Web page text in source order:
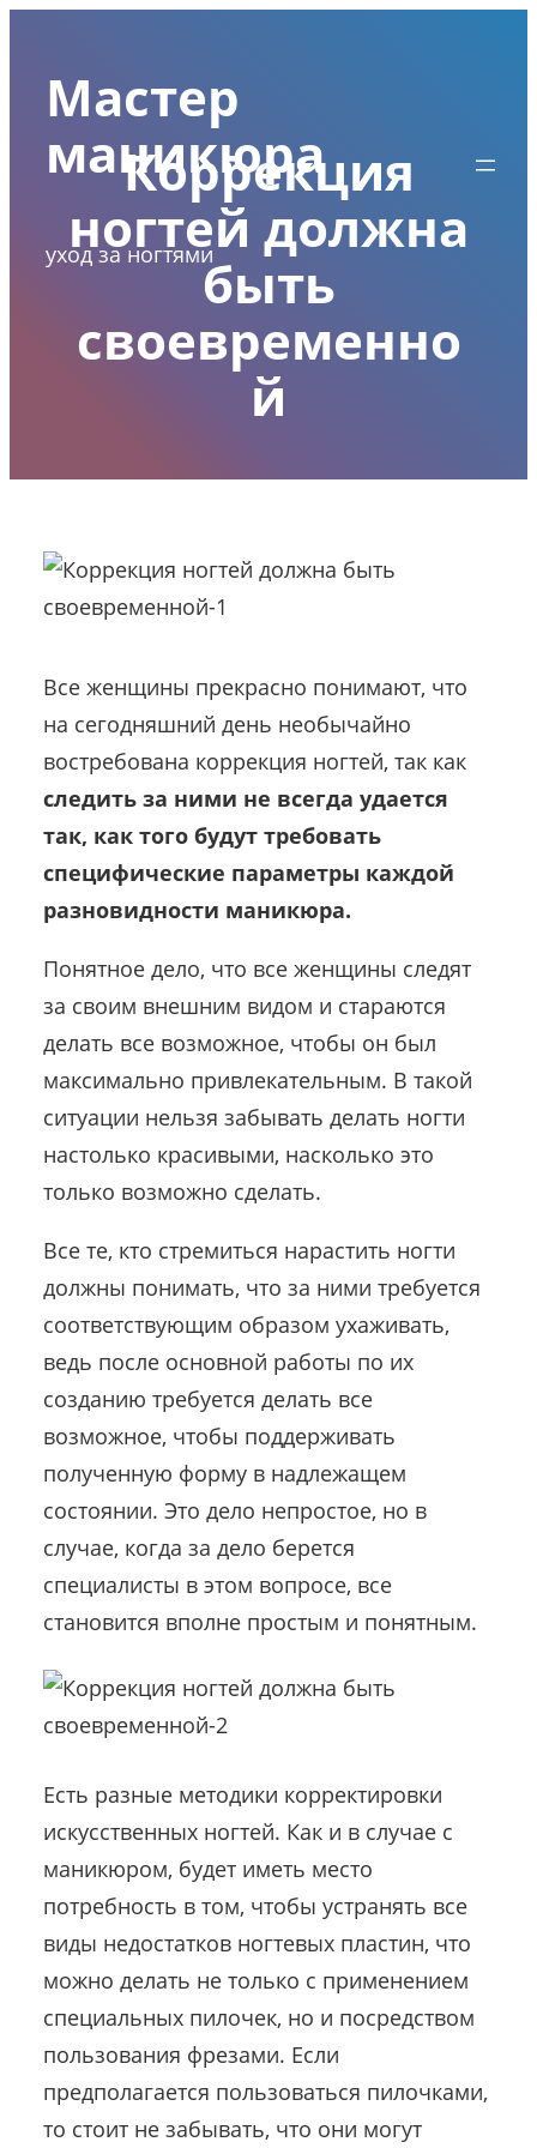
содержимому
Мастер
маникюра
уход за ногтями
Коррекция
ногтей должна
быть
своевременно
й
Все женщины прекрасно понимают, что
на сегодняшний день необычайно
востребована коррекция ногтей, так как
следить за ними не всегда удается
так, как того будут требовать
специфические параметры каждой
разновидности маникюра.
Понятное дело, что все женщины следят
за своим внешним видом и стараются
делать все возможное, чтобы он был
максимально привлекательным. В такой
ситуации нельзя забывать делать ногти
настолько красивыми, насколько это
только возможно сделать.
Все те, кто стремиться нарастить ногти
должны понимать, что за ними требуется
соответствующим образом ухаживать,
ведь после основной работы по их
созданию требуется делать все
возможное, чтобы поддерживать
полученную форму в надлежащем
состоянии. Это дело непростое, но в
случае, когда за дело берется
специалисты в этом вопросе, все
становится вполне простым и понятным.
Есть разные методики корректировки
искусственных ногтей. Как и в случае с
маникюром, будет иметь место
потребность в том, чтобы устранять все
виды недостатков ногтевых пластин, что
можно делать не только с применением
специальных пилочек, но и посредством
пользования фрезами. Если
предполагается пользоваться пилочками,
то стоит не забывать, что они могут